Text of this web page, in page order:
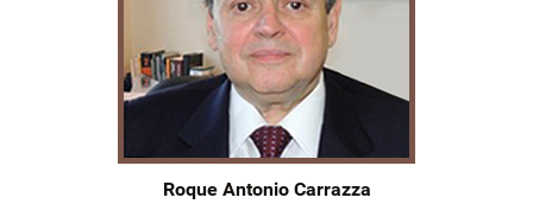
Roque Antonio Carrazza